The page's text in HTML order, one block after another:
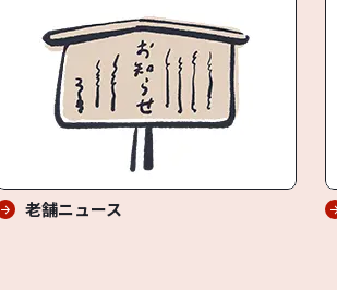
老舗ニュース